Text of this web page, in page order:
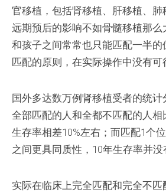
官移植，包括肾移植、肝移植、
远期预后的影响不如骨髓移植那
和孩子之间常常也只能匹配一半
匹配的原则，在实际操作中没有可
国外多达数万例肾移植受者的统
全部匹配的人和全都不匹配的人相
生存率相差10%左右；而匹配1个
之间更具同质性，10年生存率并没
实际在临床上完全匹配和完全不